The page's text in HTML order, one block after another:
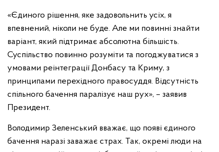
«Єдиного рішення, яке задовольнить усіх, я
впевнений, ніколи не буде. Але ми повинні знайти
варіант, який підтримає абсолютна більшість.
Суспільство повинно розуміти та погоджуватися з
умовами реінтеграції Донбасу та Криму, з
принципами перехідного правосуддя. Відсутність
спільного бачення паралізує наш рух», – заявив
Президент.
Володимир Зеленський вважає, що появі єдиного
бачення наразі заважає страх. Так, окремі люди на